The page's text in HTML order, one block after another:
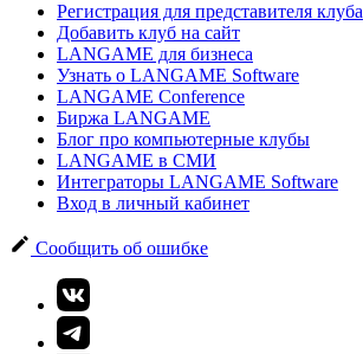
Регистрация для представителя клуба
Добавить клуб на сайт
LANGAME для бизнеса
Узнать о LANGAME Software
LANGAME Conference
Биржа LANGAME
Блог про компьютерные клубы
LANGAME в СМИ
Интеграторы LANGAME Software
Вход в личный кабинет
Сообщить об ошибке